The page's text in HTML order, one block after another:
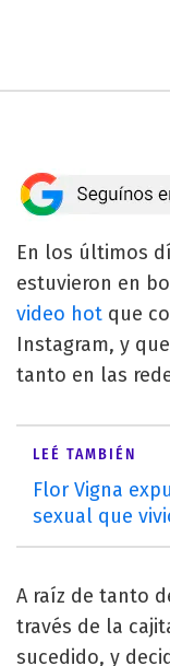
En los últimos
estuvieron en
video hot que
Instagram, y
tanto en las
LEÉ TAMBIÉN
Flor Vigna
sexual que
A raíz de tanto
través de la
sucedido, y